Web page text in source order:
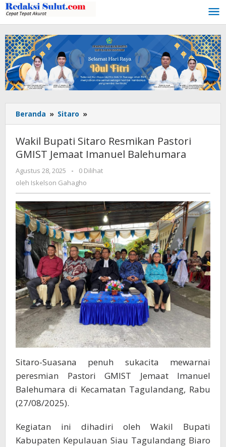
Lewati
ke
konten
Beranda » Sitaro »
Bupati
Resmikan
Pastori
GMIST
Wakil Bupati Sitaro Resmikan Pastori
GMIST Jemaat Imanuel Balehumara
Agustus 28, 2025
oleh
Iskelson
Gahagho
-
0 Dilihat
oleh Iskelson Gahagho
Sitaro-Suasana penuh sukacita mewarnai
peresmian Pastori GMIST Jemaat Imanuel
Balehumara di Kecamatan Tagulandang, Rabu
(27/08/2025).
Kegiatan ini dihadiri oleh Wakil Bupati
Kabupaten Kepulauan Siau Tagulandang Biaro